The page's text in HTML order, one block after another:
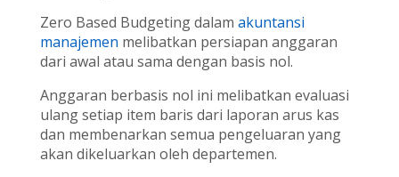
Zero Based Budgeting dalam akuntansi
manajemen melibatkan persiapan anggaran
dari awal atau sama dengan basis nol.
Anggaran berbasis nol ini melibatkan evaluasi
ulang setiap item baris dari laporan arus kas
dan membenarkan semua pengeluaran yang
akan dikeluarkan oleh departemen.